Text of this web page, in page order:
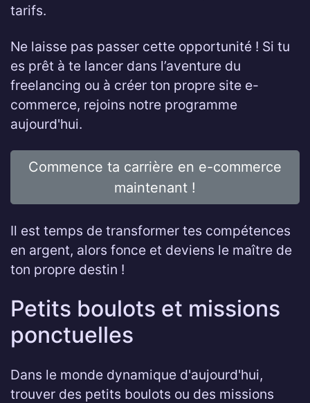
tarifs.
Ne laisse pas passer cette opportunité ! Si tu
es prêt à te lancer dans l’aventure du
freelancing ou à créer ton propre site e-
commerce, rejoins notre programme
aujourd'hui.
Commence ta carrière en e-commerce
maintenant !
Il est temps de transformer tes compétences
en argent, alors fonce et deviens le maître de
ton propre destin !
Petits boulots et missions
ponctuelles
Dans le monde dynamique d'aujourd'hui,
trouver des petits boulots ou des missions